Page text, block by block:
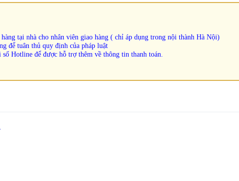
tại nhà cho nhân viên giao hàng ( chỉ áp dụng trong nội thành Hà Nội)
để tuân thủ quy định của pháp luật
Hotline để được hỗ trợ thêm về thông tin thanh toán.